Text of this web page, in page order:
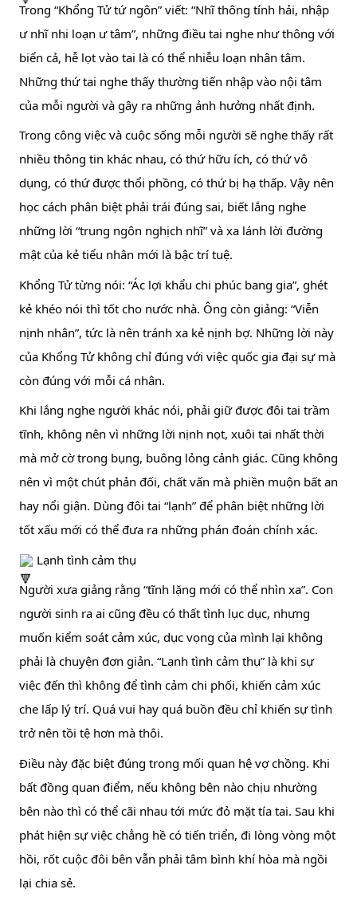
Trong “Khổng Tử tứ ngôn” viết: “Nhĩ thông tính hải, nhập
ư nhĩ nhi loạn ư tâm”, những điều tai nghe như thông với
biển cả, hễ lọt vào tai là có thể nhiễu loạn nhân tâm.
Những thứ tai nghe thấy thường tiến nhập vào nội tâm
của mỗi người và gây ra những ảnh hưởng nhất định.
Trong công việc và cuộc sống mỗi người sẽ nghe thấy rất
nhiều thông tin khác nhau, có thứ hữu ích, có thứ vô
dụng, có thứ được thổi phồng, có thứ bị hạ thấp. Vậy nên
học cách phân biệt phải trái đúng sai, biết lắng nghe
những lời “trung ngôn nghịch nhĩ” và xa lánh lời đường
mật của kẻ tiểu nhân mới là bậc trí tuệ.
Khổng Tử từng nói: “Ác lợi khẩu chi phúc bang gia”, ghét
kẻ khéo nói thì tốt cho nước nhà. Ông còn giảng: “Viễn
nịnh nhân”, tức là nên tránh xa kẻ nịnh bợ. Những lời này
của Khổng Tử không chỉ đúng với việc quốc gia đại sự mà
còn đúng với mỗi cá nhân.
Khi lắng nghe người khác nói, phải giữ được đôi tai trầm
tĩnh, không nên vì những lời nịnh nọt, xuôi tai nhất thời
mà mở cờ trong bụng, buông lỏng cảnh giác. Cũng không
nên vì một chút phản đối, chất vấn mà phiền muộn bất an
hay nổi giận. Dùng đôi tai “lạnh” để phân biệt những lời
tốt xấu mới có thể đưa ra những phán đoán chính xác.
Lạnh tình cảm thụ
Người xưa giảng rằng “tĩnh lặng mới có thể nhìn xa”. Con
người sinh ra ai cũng đều có thất tình lục dục, nhưng
muốn kiểm soát cảm xúc, dục vọng của mình lại không
phải là chuyện đơn giản. “Lạnh tình cảm thụ” là khi sự
việc đến thì không để tình cảm chi phối, khiến cảm xúc
che lấp lý trí. Quá vui hay quá buồn đều chỉ khiến sự tình
trở nên tồi tệ hơn mà thôi.
Điều này đặc biệt đúng trong mối quan hệ vợ chồng. Khi
bất đồng quan điểm, nếu không bên nào chịu nhường
bên nào thì có thể cãi nhau tới mức đỏ mặt tía tai. Sau khi
phát hiện sự việc chẳng hề có tiến triển, đi lòng vòng một
hồi, rốt cuộc đôi bên vẫn phải tâm bình khí hòa mà ngồi
lại chia sẻ.